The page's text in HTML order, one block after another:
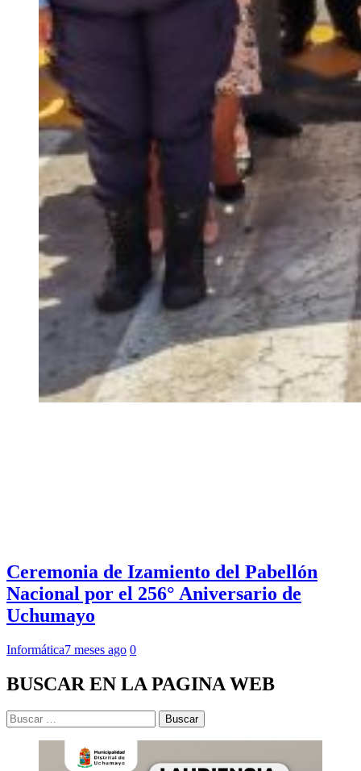
Ceremonia de Izamiento del Pabellón
Nacional por el 256° Aniversario de
Uchumayo
Informática7 meses ago 0
BUSCAR EN LA PAGINA WEB
Buscar: